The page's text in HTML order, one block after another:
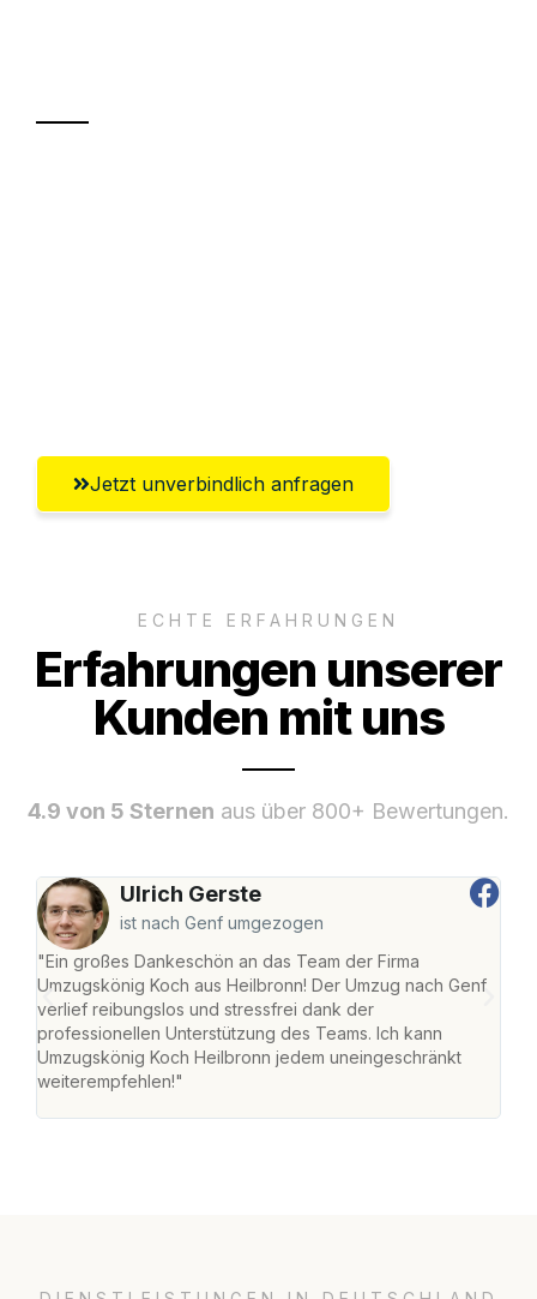
Jetzt unverbindlich anfragen
ECHTE ERFAHRUNGEN
Erfahrungen unserer
Kunden mit uns
4.9 von 5 Sternen aus über 800+ Bewertungen.
Ulrich Gerste
ist nach Genf umgezogen
"Ein großes Dankeschön an das Team der Firma
Umzugskönig Koch aus Heilbronn! Der Umzug nach Genf
verlief reibungslos und stressfrei dank der
professionellen Unterstützung des Teams. Ich kann
Umzugskönig Koch Heilbronn jedem uneingeschränkt
weiterempfehlen!"